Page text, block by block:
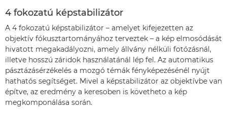
4 fokozatú képstabilizátor
A 4 fokozatú képstabilizátor – amelyet kifejezetten az
objektív fókusztartományához terveztek – a kép elmosódását
hivatott megakadályozni, amely állvány nélküli fotózásnál,
illetve hosszú záridok használatánál lép fel. Az automatikus
pásztázásérzékelés a mozgó témák fényképezésénél nyújt
hathatós segítséget. Mivel a képstabilizátor az objektívbe van
építve, az eredmény a keresoben is követheto a kép
megkomponálása során.